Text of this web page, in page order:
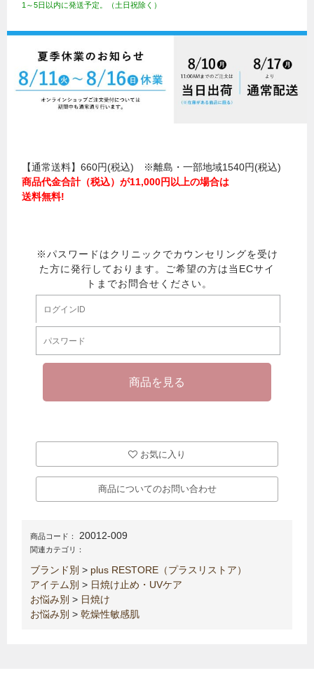
1～5日以内に発送予定。（土日祝除く）
【通常送料】660円(税込) ※離島・一部地域1540円(税込)
商品代金合計（税込）が11,000円以上の場合は
送料無料!
お気に入り
商品についてのお問い合わせ
商品コード： 20012-009
関連カテゴリ：
ブランド別 > plus RESTORE（プラスリストア）
アイテム別 > 日焼け止め・UVケア
お悩み別 > 日焼け
お悩み別 > 乾燥性敏感肌